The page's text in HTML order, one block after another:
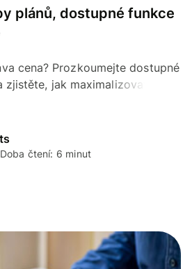
plánů, dostupné funkce
cena? Prozkoumejte dostupné
jak maximalizovat
Doba čtení: 6 minut